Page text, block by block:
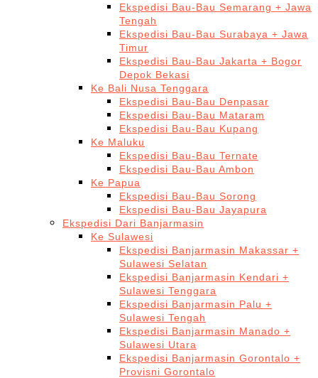
Ekspedisi Bau-Bau Semarang + Jawa
Tengah
Ekspedisi Bau-Bau Surabaya + Jawa
Timur
Ekspedisi Bau-Bau Jakarta + Bogor
Depok Bekasi
Ke Bali Nusa Tenggara
Ekspedisi Bau-Bau Denpasar
Ekspedisi Bau-Bau Mataram
Ekspedisi Bau-Bau Kupang
Ke Maluku
Ekspedisi Bau-Bau Ternate
Ekspedisi Bau-Bau Ambon
Ke Papua
Ekspedisi Bau-Bau Sorong
Ekspedisi Bau-Bau Jayapura
Ekspedisi Dari Banjarmasin
Ke Sulawesi
Ekspedisi Banjarmasin Makassar +
Sulawesi Selatan
Ekspedisi Banjarmasin Kendari +
Sulawesi Tenggara
Ekspedisi Banjarmasin Palu +
Sulawesi Tengah
Ekspedisi Banjarmasin Manado +
Sulawesi Utara
Ekspedisi Banjarmasin Gorontalo +
Provisni Gorontalo